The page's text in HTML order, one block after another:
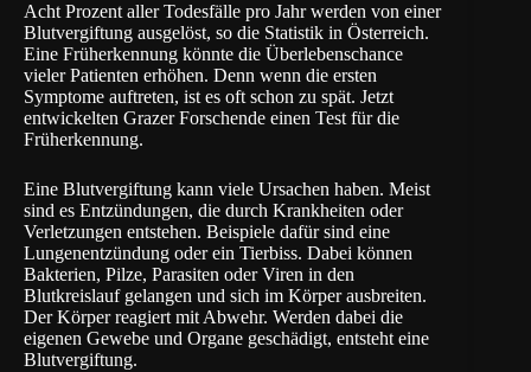
Acht Prozent aller Todesfälle pro Jahr werden von einer
Blutvergiftung ausgelöst, so die Statistik in Österreich.
Eine Früherkennung könnte die Überlebenschance
vieler Patienten erhöhen. Denn wenn die ersten
Symptome auftreten, ist es oft schon zu spät. Jetzt
entwickelten Grazer Forschende einen Test für die
Früherkennung.
Eine Blutvergiftung kann viele Ursachen haben. Meist
sind es Entzündungen, die durch Krankheiten oder
Verletzungen entstehen. Beispiele dafür sind eine
Lungenentzündung oder ein Tierbiss. Dabei können
Bakterien, Pilze, Parasiten oder Viren in den
Blutkreislauf gelangen und sich im Körper ausbreiten.
Der Körper reagiert mit Abwehr. Werden dabei die
eigenen Gewebe und Organe geschädigt, entsteht eine
Blutvergiftung.